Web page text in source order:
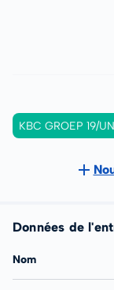
KBC GROEP 19/
Données de
Nom